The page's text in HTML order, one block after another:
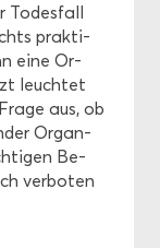
To­des­fall
prak­ti­
eine Or­
leuch­tet
aus, ob
Or­gan­
Be­
ver­bo­ten